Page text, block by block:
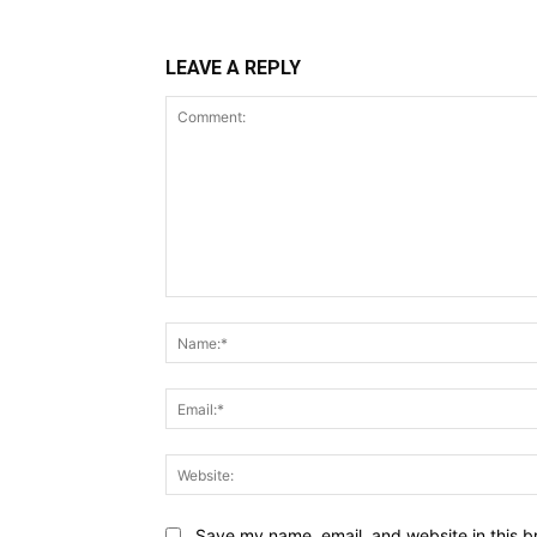
LEAVE A REPLY